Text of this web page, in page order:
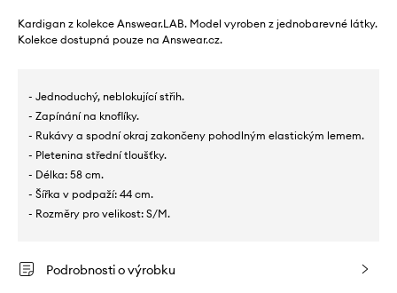
Kardigan z kolekce Answear.LAB. Model vyroben z jednobarevné látky.
Kolekce dostupná pouze na Answear.cz.
- Jednoduchý, neblokující střih.
- Zapínání na knoflíky.
- Rukávy a spodní okraj zakončeny pohodlným elastickým lemem.
- Pletenina střední tloušťky.
- Délka: 58 cm.
- Šířka v podpaží: 44 cm.
- Rozměry pro velikost: S/M.
Podrobnosti o výrobku